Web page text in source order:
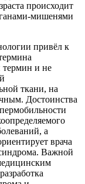
происходит
мишенями
привёл к
и не
ткани, на
Достоинства
а
врача
Важной